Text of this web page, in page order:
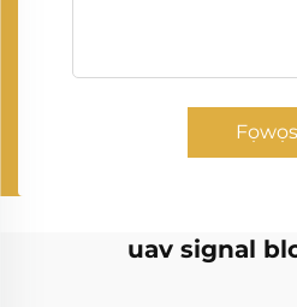
uav signal